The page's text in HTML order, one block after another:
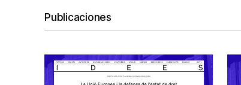
Publicaciones